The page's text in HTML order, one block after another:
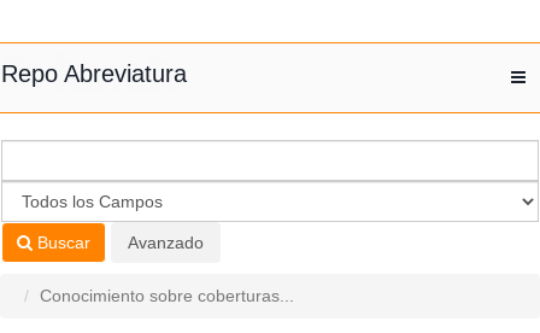
Repo Abreviatura
Buscar Avanzado
Conocimiento sobre coberturas...